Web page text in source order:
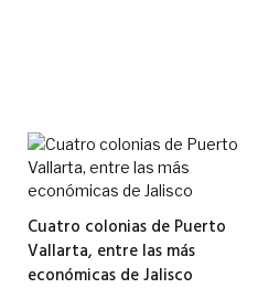
Cuatro colonias de Puerto
Vallarta, entre las más
económicas de Jalisco